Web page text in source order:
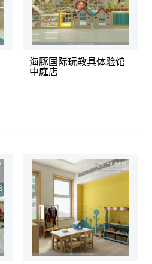
海豚国际玩教具体验馆
中庭店